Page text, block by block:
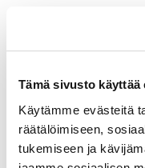
Tämä sivusto käyttää
Käytämme evästeitä
räätälöimiseen,
tukemiseen ja
Lusikka, emaloitu, pituus
Lähtöhinta:70 €
Johtava huuto:-
Kaivopihan Pantti
11.8.2026